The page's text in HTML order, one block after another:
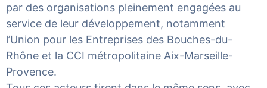
par des organisations pleinement engagées au
service de leur développement, notamment
l’Union pour les Entreprises des Bouches-du-
Rhône et la CCI métropolitaine Aix-Marseille-
Provence.